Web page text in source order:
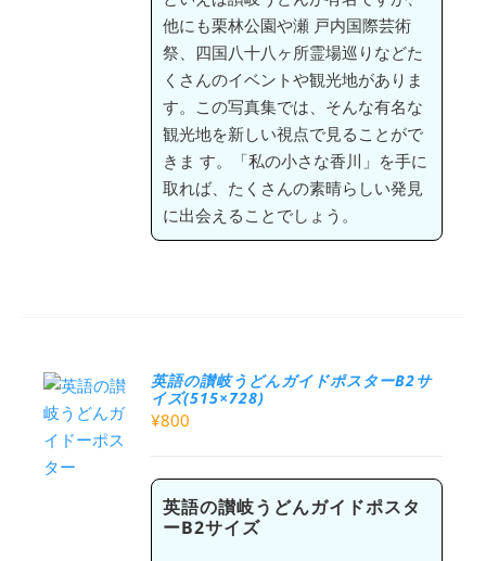
他にも栗林公園や瀬 戸内国際芸術
祭、四国八十八ヶ所霊場巡りなどた
くさんのイベントや観光地がありま
す。この写真集では、そんな有名な
観光地を新しい視点で見ることがで
きま す。「私の小さな香川」を手に
取れば、たくさんの素晴らしい発見
に出会えることでしょう。
英語の讃岐うどんガイドポスターB2サ
イズ(515×728)
¥800
英語の讃岐うどんガイドポスタ
ーB2サイズ